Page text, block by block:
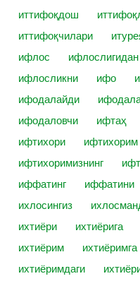
иттифоқдош
иттифоқчилари
ифлос
ифлослигидан
ифлосликни
ифо
ифодалайди
ифодаловчи
ифтаҳ
ифтихори
ифтихорим
ифтихоримизнинг
иффатинг
иффатини
ихлосингиз
ихтиёри
ихтиёрига
ихтиёрим
ихтиёримга
ихтиёримдаги